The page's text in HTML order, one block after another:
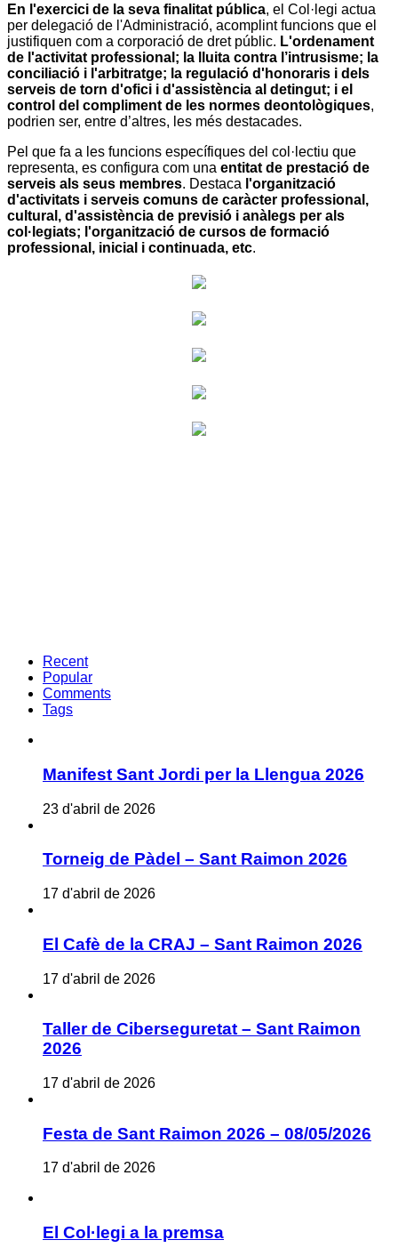
En l'exercici de la seva finalitat pública, el Col·legi actua
per delegació de l'Administració, acomplint funcions que el
justifiquen com a corporació de dret públic. L'ordenament
de l'activitat professional; la lluita contra l’intrusisme; la
conciliació i l'arbitratge; la regulació d'honoraris i dels
serveis de torn d'ofici i d'assistència al detingut; i el
control del compliment de les normes deontològiques,
podrien ser, entre d’altres, les més destacades.
Pel que fa a les funcions específiques del col·lectiu que
representa, es configura com una entitat de prestació de
serveis als seus membres. Destaca l'organització
d'activitats i serveis comuns de caràcter professional,
cultural, d'assistència de previsió i anàlegs per als
col·legiats; l'organització de cursos de formació
professional, inicial i continuada, etc.
Recent
Popular
Comments
Tags
Manifest Sant Jordi per la Llengua 2026
23 d'abril de 2026
Torneig de Pàdel – Sant Raimon 2026
17 d'abril de 2026
El Cafè de la CRAJ – Sant Raimon 2026
17 d'abril de 2026
Taller de Ciberseguretat – Sant Raimon
2026
17 d'abril de 2026
Festa de Sant Raimon 2026 – 08/05/2026
17 d'abril de 2026
El Col·legi a la premsa